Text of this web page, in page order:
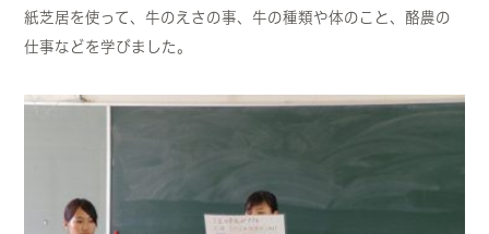
紙芝居を使って、牛のえさの事、牛の種類や体のこと、酪農の
仕事などを学びました。